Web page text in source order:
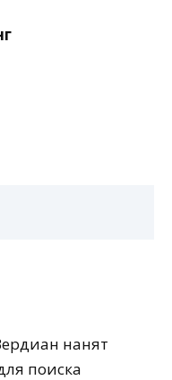
нанят
поиска